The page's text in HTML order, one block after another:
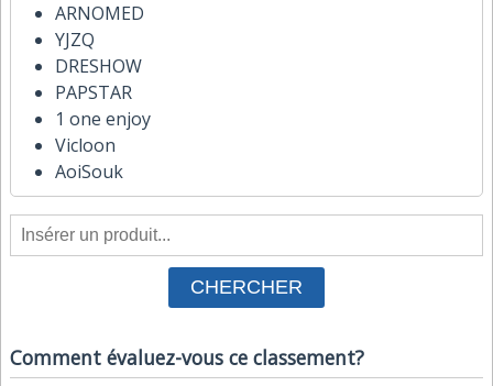
ARNOMED
YJZQ
DRESHOW
PAPSTAR
1 one enjoy
Vicloon
AoiSouk
Comment évaluez-vous ce classement?